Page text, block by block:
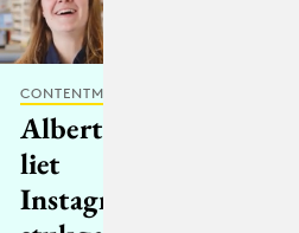
CONTENTMARKETING
Albert Heijn
liet
Instagrammers